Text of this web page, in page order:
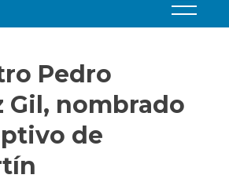
Pedro
Gil, nombrado
de